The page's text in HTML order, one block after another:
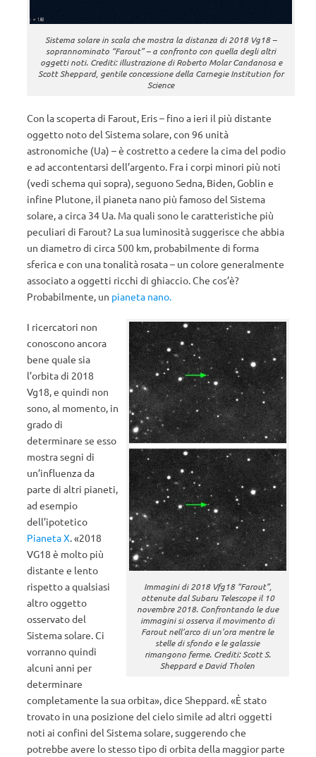
Sistema solare in scala che mostra la distanza di 2018 Vg18 –
soprannominato “Farout” – a confronto con quella degli altri
oggetti noti. Crediti: illustrazione di Roberto Molar Candanosa e
Scott Sheppard, gentile concessione della Carnegie Institution for
Science
Con la scoperta di Farout, Eris – fino a ieri il più distante
oggetto noto del Sistema solare, con 96 unità
astronomiche (Ua) – è costretto a cedere la cima del podio
e ad accontentarsi dell’argento. Fra i corpi minori più noti
(vedi schema qui sopra), seguono Sedna, Biden, Goblin e
infine Plutone, il pianeta nano più famoso del Sistema
solare, a circa 34 Ua. Ma quali sono le caratteristiche più
peculiari di Farout? La sua luminosità suggerisce che abbia
un diametro di circa 500 km, probabilmente di forma
sferica e con una tonalità rosata – un colore generalmente
associato a oggetti ricchi di ghiaccio. Che cos’è?
Probabilmente, un pianeta nano.
Immagini di 2018 Vfg18 “Farout”,
ottenute dal Subaru Telescope il 10
novembre 2018. Confrontando le due
immagini si osserva il movimento di
Farout nell’arco di un’ora mentre le
stelle di sfondo e le galassie
rimangono ferme. Crediti: Scott S.
Sheppard e David Tholen
I ricercatori non
conoscono ancora
bene quale sia
l’orbita di 2018
Vg18, e quindi non
sono, al momento, in
grado di
determinare se esso
mostra segni di
un’influenza da
parte di altri pianeti,
ad esempio
dell’ipotetico
Pianeta X. «2018
VG18 è molto più
distante e lento
rispetto a qualsiasi
altro oggetto
osservato del
Sistema solare. Ci
vorranno quindi
alcuni anni per
determinare
completamente la sua orbita», dice Sheppard. «È stato
trovato in una posizione del cielo simile ad altri oggetti
noti ai confini del Sistema solare, suggerendo che
potrebbe avere lo stesso tipo di orbita della maggior parte